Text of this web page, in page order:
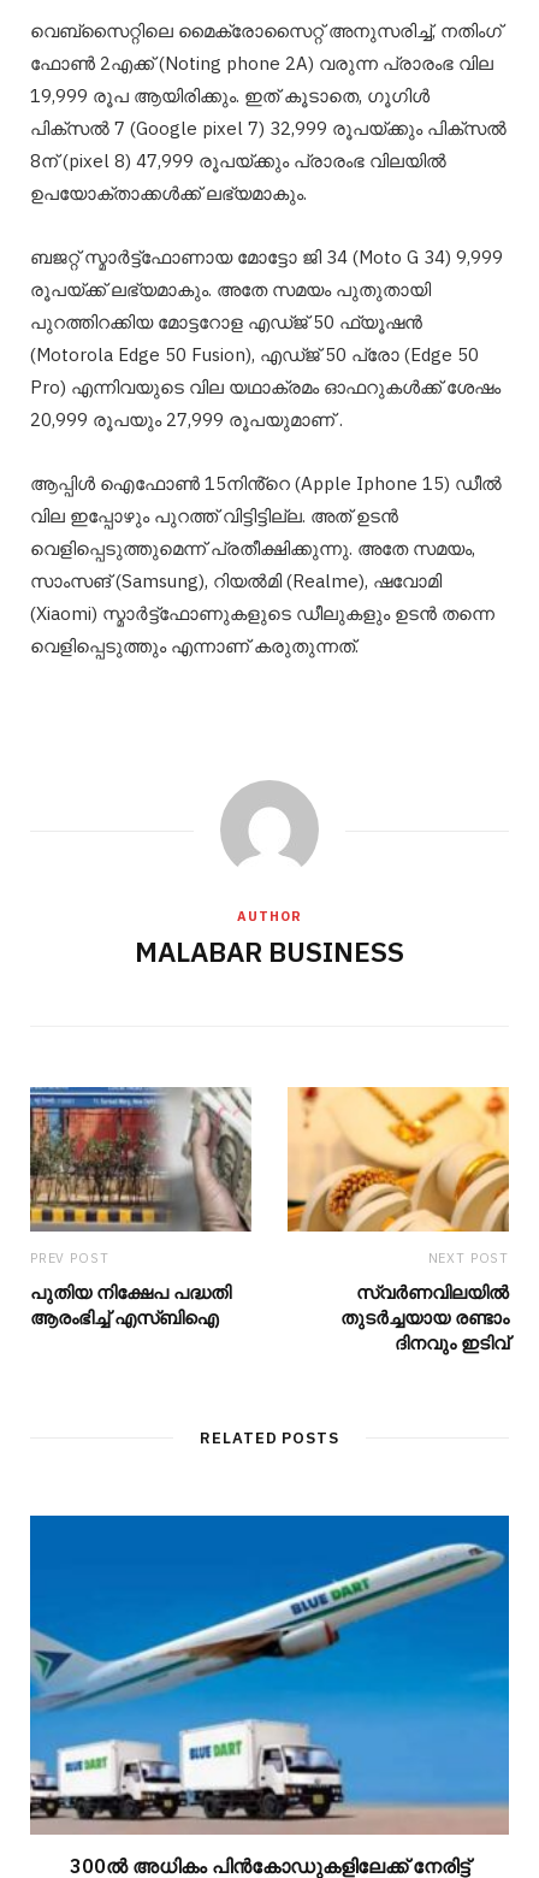
വെബ്‌സൈറ്റിലെ മൈക്രോസൈറ്റ് അനുസരിച്ച്, നതിംഗ്
ഫോൺ 2എക്ക് (Noting phone 2A) വരുന്ന പ്രാരംഭ വില
19,999 രൂപ ആയിരിക്കും. ഇത് കൂടാതെ, ഗൂഗിൾ
പിക്സൽ 7 (Google pixel 7) 32,999 രൂപയ്ക്കും പിക്സൽ
8ന് (pixel 8) 47,999 രൂപയ്ക്കും പ്രാരംഭ വിലയിൽ
ഉപയോക്താക്കൾക്ക് ലഭ്യമാകും.
ബജറ്റ് സ്മാർട്ട്‌ഫോണായ മോട്ടോ ജി 34 (Moto G 34) 9,999
രൂപയ്ക്ക് ലഭ്യമാകും. അതേ സമയം പുതുതായി
പുറത്തിറക്കിയ മോട്ടറോള എഡ്ജ് 50 ഫ്യൂഷൻ
(Motorola Edge 50 Fusion), എഡ്ജ് 50 പ്രോ (Edge 50
Pro) എന്നിവയുടെ വില യഥാക്രമം ഓഫറുകൾക്ക് ശേഷം
20,999 രൂപയും 27,999 രൂപയുമാണ് .
ആപ്പിൾ ഐഫോൺ 15നിൻ്റെ (Apple Iphone 15) ഡീൽ
വില ഇപ്പോഴും പുറത്ത് വിട്ടിട്ടില്ല. അത് ഉടൻ
വെളിപ്പെടുത്തുമെന്ന് പ്രതീക്ഷിക്കുന്നു. അതേ സമയം,
സാംസങ് (Samsung), റിയൽമി (Realme), ഷവോമി
(Xiaomi) സ്മാർട്ട്‌ഫോണുകളുടെ ഡീലുകളും ഉടൻ തന്നെ
വെളിപ്പെടുത്തും എന്നാണ് കരുതുന്നത്.
AUTHOR
MALABAR BUSINESS
PREV POST
പുതിയ നിക്ഷേപ പദ്ധതി
ആരംഭിച്ച് എസ്ബിഐ
NEXT POST
സ്വർണവിലയിൽ
തുടർച്ചയായ രണ്ടാം
ദിനവും ഇടിവ്
RELATED POSTS
300ല്‍ അധികം പിന്‍കോഡുകളിലേക്ക് നേരിട്ട്